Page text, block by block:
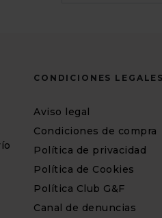
CONDICIONES LEGALES
Aviso legal
Condiciones de compra
Política de privacidad
Política de Cookies
Política Club G&F
Canal de denuncias